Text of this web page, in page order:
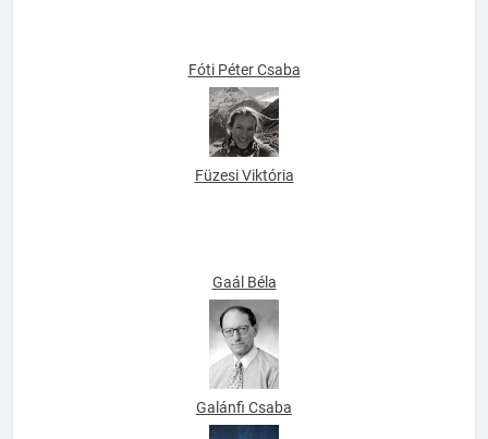
Fóti Péter Csaba
Gaál Béla
Galánfi Csaba